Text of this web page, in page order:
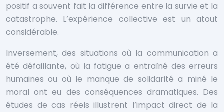
positif a souvent fait la différence entre la survie et la
catastrophe. L’expérience collective est un atout
considérable.
Inversement, des situations où la communication a
été défaillante, où la fatigue a entraîné des erreurs
humaines ou où le manque de solidarité a miné le
moral ont eu des conséquences dramatiques. Des
études de cas réels illustrent l’impact direct de la